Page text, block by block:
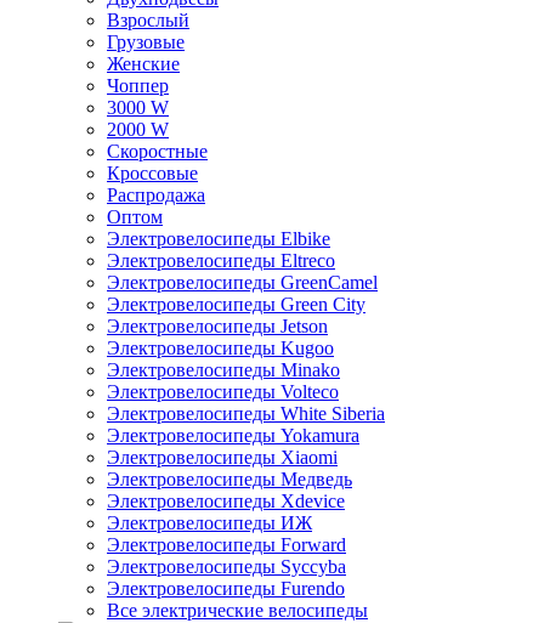
Взрослый
Грузовые
Женские
Чоппер
3000 W
2000 W
Скоростные
Кроссовые
Распродажа
Оптом
Электровелосипеды Elbike
Электровелосипеды Eltreco
Электровелосипеды GreenCamel
Электровелосипеды Green City
Электровелосипеды Jetson
Электровелосипеды Kugoo
Электровелосипеды Minako
Электровелосипеды Volteco
Электровелосипеды White Siberia
Электровелосипеды Yokamura
Электровелосипеды Xiaomi
Электровелосипеды Медведь
Электровелосипеды Xdevice
Электровелосипеды ИЖ
Электровелосипеды Forward
Электровелосипеды Syccyba
Электровелосипеды Furendo
Все электрические велосипеды